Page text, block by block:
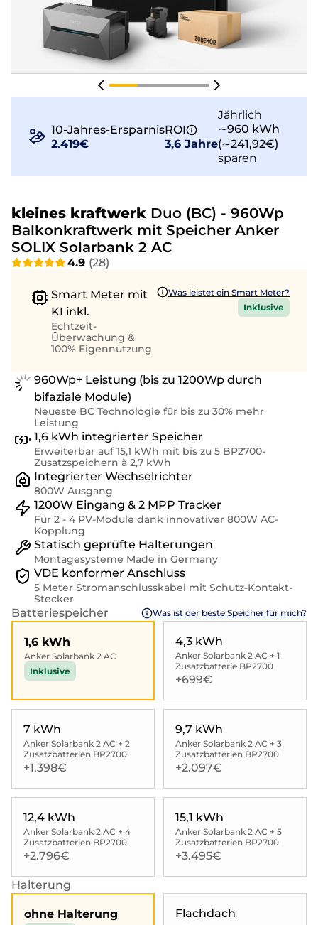
10-Jahres-Ersparnis
2.419€
ROI
3,6 Jahre
Jährlich
∼960 kWh
(∼241,92€)
sparen
kleines kraftwerk Duo (BC) - 960Wp
Balkonkraftwerk mit Speicher Anker
SOLIX Solarbank 2 AC
4.9 (28)
Smart Meter mit
KI inkl.
Echtzeit-
Überwachung &
100% Eigennutzung
Was leistet ein Smart Meter?
Inklusive
960Wp+ Leistung (bis zu 1200Wp durch
bifaziale Module)
Neueste BC Technologie für bis zu 30% mehr
Leistung
1,6 kWh integrierter Speicher
Erweiterbar auf 15,1 kWh mit bis zu 5 BP2700-
Zusatzspeichern à 2,7 kWh
Integrierter Wechselrichter
800W Ausgang
1200W Eingang & 2 MPP Tracker
Für 2 - 4 PV-Module dank innovativer 800W AC-
Kopplung
Statisch geprüfte Halterungen
Montagesysteme Made in Germany
VDE konformer Anschluss
5 Meter Stromanschlusskabel mit Schutz-Kontakt-
Stecker
Batteriespeicher Was ist der beste Speicher für mich?
1,6 kWh
Anker Solarbank 2 AC
Inklusive
4,3 kWh
Anker Solarbank 2 AC + 1
Zusatzbatterie BP2700
+699€
7 kWh
Anker Solarbank 2 AC + 2
Zusatzbatterien BP2700
+1.398€
9,7 kWh
Anker Solarbank 2 AC + 3
Zusatzbatterien BP2700
+2.097€
12,4 kWh
Anker Solarbank 2 AC + 4
Zusatzbatterien BP2700
+2.796€
15,1 kWh
Anker Solarbank 2 AC + 5
Zusatzbatterien BP2700
+3.495€
Halterung
ohne Halterung
Flachdach